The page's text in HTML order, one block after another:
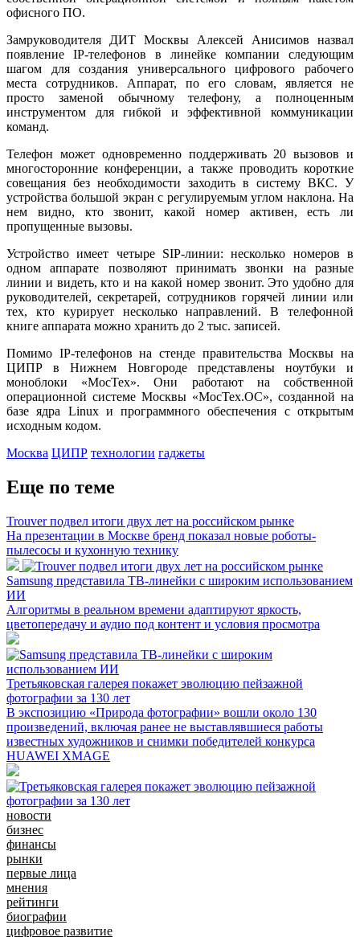
офисного ПО.
Замруководителя ДИТ Москвы Алексей Анисимов назвал
появление IP-телефонов в линейке компании следующим
шагом для создания универсального цифрового рабочего
места сотрудников. Аппарат, по его словам, является не
просто заменой обычному телефону, а полноценным
инструментом для гибкой и эффективной коммуникации
команд.
Телефон может одновременно поддерживать 20 вызовов и
многосторонние конференции, а также проводить короткие
совещания без необходимости заходить в систему ВКС. У
устройства большой экран с регулируемым углом наклона. На
нем видно, кто звонит, какой номер активен, есть ли
пропущенные вызовы.
Устройство имеет четыре SIP-линии: несколько номеров в
одном аппарате позволяют принимать звонки на разные
линии и видеть, кто и на какой номер звонит. Это удобно для
руководителей, секретарей, сотрудников горячей линии или
тех, кто курирует несколько направлений. В телефонной
книге аппарата можно хранить до 2 тыс. записей.
Помимо IP-телефонов на стенде правительства Москвы на
ЦИПР в Нижнем Новгороде представлены ноутбуки и
моноблоки «МосТех». Они работают на собственной
операционной системе Москвы «МосТех.ОС», созданной на
базе ядра Linux и программного обеспечения с открытым
исходным кодом.
Москва ЦИПР технологии гаджеты
Еще по теме
Trouver подвел итоги двух лет на российском рынке
На презентации в Москве бренд показал новые роботы-
пылесосы и кухонную технику
Samsung представила ТВ-линейки с широким использованием
ИИ
Алгоритмы в реальном времени адаптируют яркость,
цветопередачу и аудио под контент и условия просмотра
Третьяковская галерея покажет эволюцию пейзажной
фотографии за 130 лет
В экспозицию «Природа фотографии» вошли около 130
произведений, включая ранее не выставлявшиеся работы
известных художников и снимки победителей конкурса
HUAWEI XMAGE
новости
бизнес
финансы
рынки
первые лица
мнения
рейтинги
биографии
цифровое развитие